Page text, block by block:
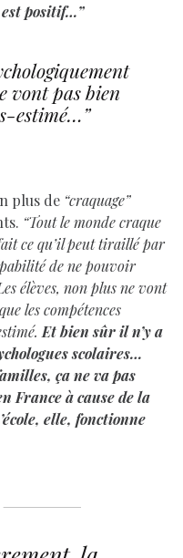
positif…”
vont pas bien
estimé…”
plus de “craquage”
“Tout le monde craque
ce qu’il peut tiraillé par
de ne pouvoir
élèves, non plus ne vont
les compétences
Et bien sûr il n’y a
scolaires…
ça ne va pas
France à cause de la
elle, fonctionne